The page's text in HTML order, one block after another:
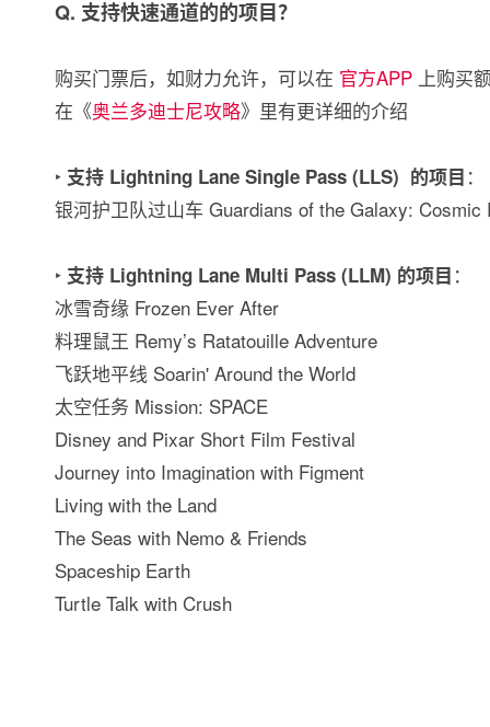
Q. 支持快速通道的的项目？
购买门票后，如财力允许，可以在 官方APP 上购买
在《奥兰多迪士尼攻略》里有更详细的介绍
‣ 支持 Lightning Lane Single Pass (LLS) 的项目 ：
银河护卫队过山车 Guardians of the Galaxy: Cosmic
‣ 支持 Lightning Lane Multi Pass (LLM) 的项目 ：
冰雪奇缘 Frozen Ever After
料理鼠王 Remy’s Ratatouille Adventure
飞跃地平线 Soarin' Around the World
太空任务 Mission: SPACE
Disney and Pixar Short Film Festival
Journey into Imagination with Figment
Living with the Land
The Seas with Nemo & Friends
Spaceship Earth
Turtle Talk with Crush